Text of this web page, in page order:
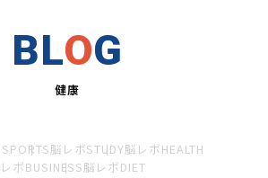
BLOG
健康
脳レボSTUDY脳レボHEALTH
ボBUSINESS脳レボDIET